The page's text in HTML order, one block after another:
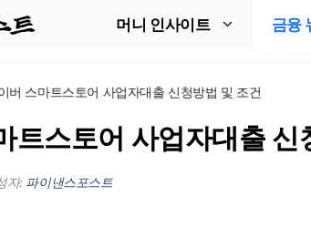
머니 인사이트 금융
버 스마트스토어 사업자대출 신청방법 및 조건
트스토어 사업자대출 신
자: 파이낸스포스트